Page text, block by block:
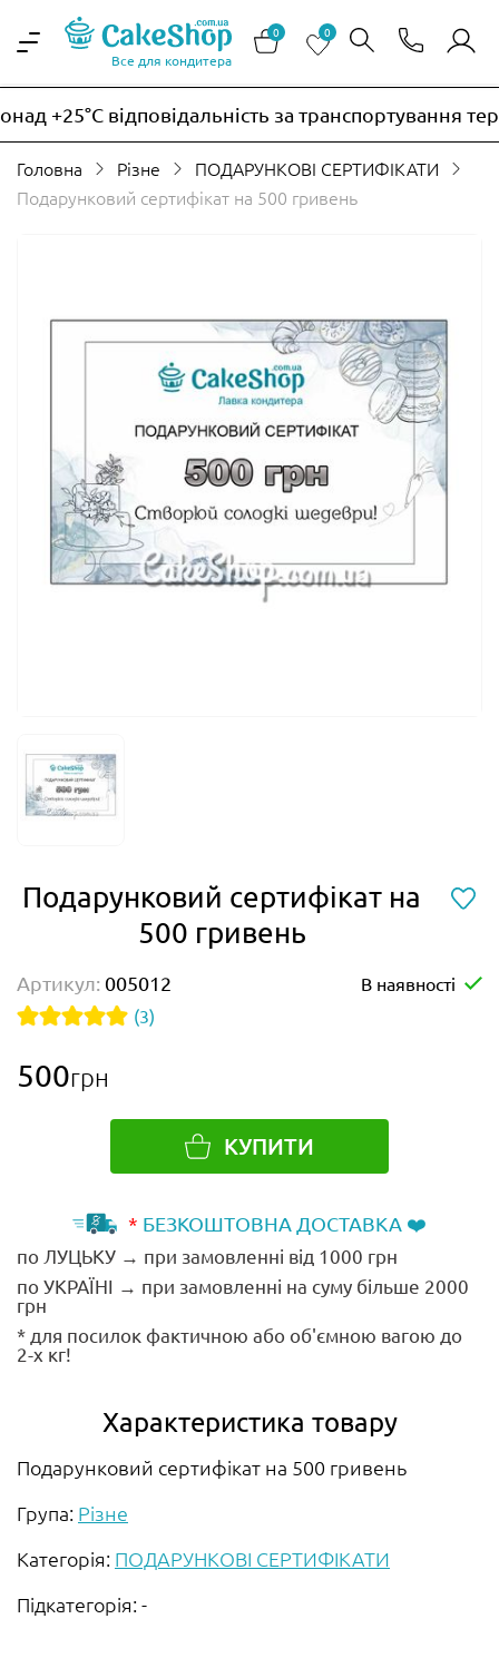
Все для кондитера
0 0
+25°C відповідальність за транспортування
Головна Різне
ПОДАРУНКОВІ СЕРТИФІКАТИ
Подарунковий сертифікат на 500 гривень
Подарунковий сертифікат на
500 гривень
Артикул: 005012
В наявності
(3)
500грн
КУПИТИ
* БЕЗКОШТОВНА ДОСТАВКА ❤️
по ЛУЦЬКУ → при замовленні від 1000 грн
по УКРАЇНІ → при замовленні на суму більше 2000
грн
* для посилок фактичною або об'ємною вагою до
2-х кг!
Характеристика товару
Подарунковий сертифікат на 500 гривень
Група: Різне
Категорія: ПОДАРУНКОВІ СЕРТИФІКАТИ
Підкатегорія: -